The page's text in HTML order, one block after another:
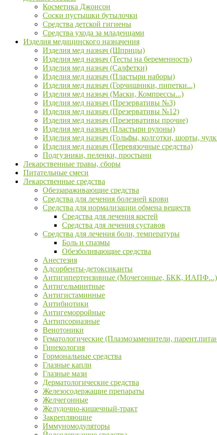
Косметика Джонсон
Соски пустышки бутылочки
Средства детской гигиены
Средства ухода за младенцами
Изделия медицинского назначения
Изделия мед назнач (Шприцы)
Изделия мед назнач (Тесты на беременность)
Изделия мед назнач (Салфетки)
Изделия мед назнач (Пластыри наборы)
Изделия мед назнач (Горчишники, пипетки...)
Изделия мед назнач (Маски, Компрессы...)
Изделия мед назнач (Презервативы №3)
Изделия мед назнач (Презервативы №12)
Изделия мед назнач (Презервативы прочие)
Изделия мед назнач (Пластыри рулоны)
Изделия мед назнач (Гольфы, колготки, шорты,
Изделия мед назнач (Перевязочные средства)
Подгузники, пеленки, простыни
Лекарственные травы, сборы
Питательные смеси
Лекарственные средства
Обеззараживающие средства
Средства для лечения болезней крови
Средства для нормализации обмена веществ
Средства для лечения костей
Средства для лечения суставов
Средства для лечения боли, температуры
Боль и спазмы
Обезболивающие средства
Анестезия
Адсорбенты-детоксиканты
Антигипертензивные (Мочегонные, БКК, ИАПФ...)
Антигельминтные
Антигистаминные
Антибиотики
Антигеморройные
Антипсориазные
Венотоники
Гематологические (Плазмозаменители,
Гинекология
Гормональные средства
Глазные капли
Глазные мази
Дерматологические средства
Железосодержащие препараты
Желчегонные
Желудочно-кишечный-тракт
Закрепляющие
Иммуномодуляторы